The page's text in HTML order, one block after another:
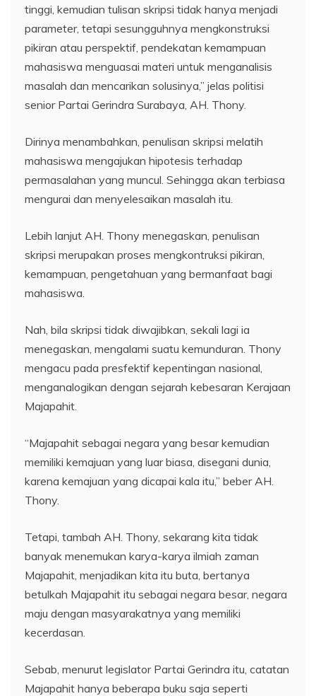
tinggi, kemudian tulisan skripsi tidak hanya menjadi
parameter, tetapi sesungguhnya mengkonstruksi
pikiran atau perspektif, pendekatan kemampuan
mahasiswa menguasai materi untuk menganalisis
masalah dan mencarikan solusinya,” jelas politisi
senior Partai Gerindra Surabaya, AH. Thony.
Dirinya menambahkan, penulisan skripsi melatih
mahasiswa mengajukan hipotesis terhadap
permasalahan yang muncul. Sehingga akan terbiasa
mengurai dan menyelesaikan masalah itu.
Lebih lanjut AH. Thony menegaskan, penulisan
skripsi merupakan proses mengkontruksi pikiran,
kemampuan, pengetahuan yang bermanfaat bagi
mahasiswa.
Nah, bila skripsi tidak diwajibkan, sekali lagi ia
menegaskan, mengalami suatu kemunduran. Thony
mengacu pada presfektif kepentingan nasional,
menganalogikan dengan sejarah kebesaran Kerajaan
Majapahit.
“Majapahit sebagai negara yang besar kemudian
memiliki kemajuan yang luar biasa, disegani dunia,
karena kemajuan yang dicapai kala itu,” beber AH.
Thony.
Tetapi, tambah AH. Thony, sekarang kita tidak
banyak menemukan karya-karya ilmiah zaman
Majapahit, menjadikan kita itu buta, bertanya
betulkah Majapahit itu sebagai negara besar, negara
maju dengan masyarakatnya yang memiliki
kecerdasan.
Sebab, menurut legislator Partai Gerindra itu, catatan
Majapahit hanya beberapa buku saja seperti